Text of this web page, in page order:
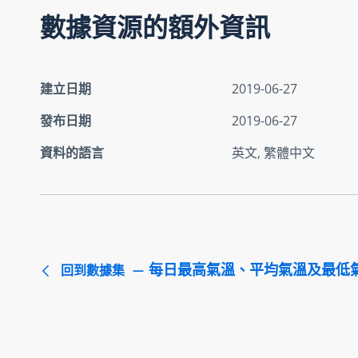
數據資源的額外資訊
建立日期
2019-06-27
發布日期
2019-06-27
資料的語言
英文, 繁體中文
回到數據集 每日最高氣溫、平均氣溫及最低